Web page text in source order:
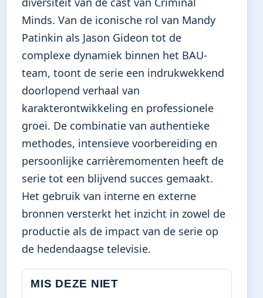
Minds. Van de iconische rol van Mandy
Patinkin als Jason Gideon tot de
complexe dynamiek binnen het BAU-
team, toont de serie een indrukwekkend
doorlopend verhaal van
karakterontwikkeling en professionele
groei. De combinatie van authentieke
methodes, intensieve voorbereiding en
persoonlijke carrièremomenten heeft de
serie tot een blijvend succes gemaakt.
Het gebruik van interne en externe
bronnen versterkt het inzicht in zowel de
productie als de impact van de serie op
de hedendaagse televisie.
MIS DEZE NIET